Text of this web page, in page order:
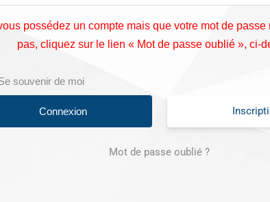
possédez un compte mais que votre mot de passe
pas, cliquez sur le lien « Mot de passe oublié », ci-
souvenir de moi
Mot de passe oublié ?